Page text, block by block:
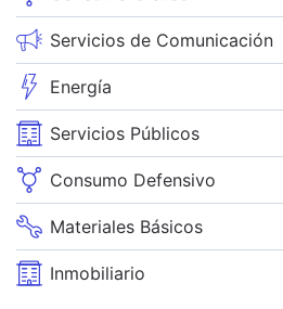
Servicios de Comunicación
Energía
Servicios Públicos
Consumo Defensivo
Materiales Básicos
Inmobiliario